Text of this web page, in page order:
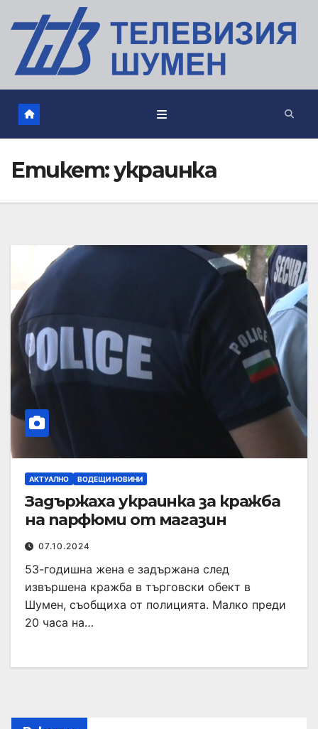
Етикет:украинка
АКТУАЛНО ВОДЕЩИ НОВИНИ
Задържаха украинка за кражба
на парфюми от магазин
07.10.2024
53-годишна жена е задържана след
извършена кражба в търговски обект в
Шумен, съобщиха от полицията. Малко преди
20 часа на…